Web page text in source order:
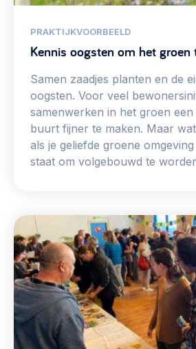
PRAKTIJKVOORBEELD
Kennis oogsten om het groen
Samen zaadjes planten en de
oogsten. Voor veel
samenwerken in het groen
buurt fijner te maken. Maar
als je geliefde groene
staat om volgebouwd te